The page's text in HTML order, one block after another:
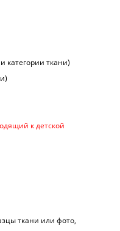
категории ткани)
к детской
ткани или фото,